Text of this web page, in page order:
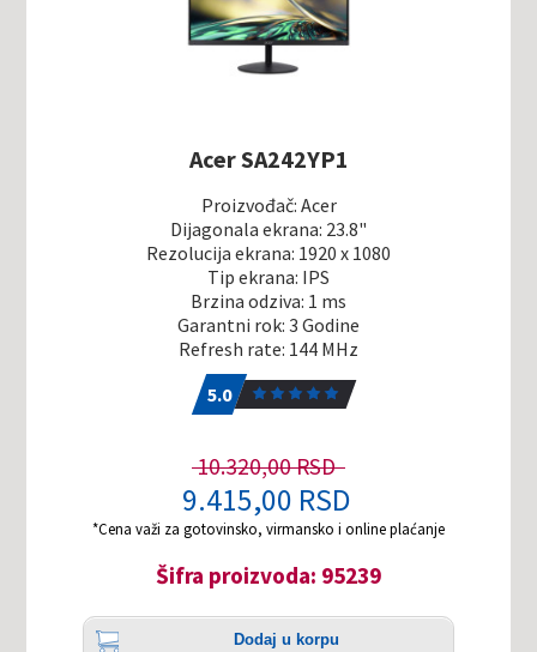
Acer SA242YP1
Proizvođač: Acer
Dijagonala ekrana: 23.8"
Rezolucija ekrana: 1920 x 1080
Tip ekrana: IPS
Brzina odziva: 1 ms
Garantni rok: 3 Godine
Refresh rate: 144 MHz
5.0
10.320,00 RSD
9.415,00 RSD
*Cena važi za gotovinsko, virmansko i online plaćanje
Šifra proizvoda: 95239
Količina
Dodaj
Dodaj u korpu